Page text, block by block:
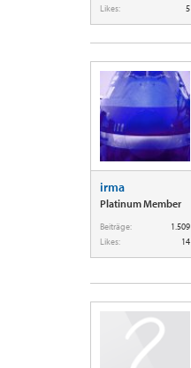
Likes:
5
irma
Platinum Member
Beiträge:
1.509
Likes:
14